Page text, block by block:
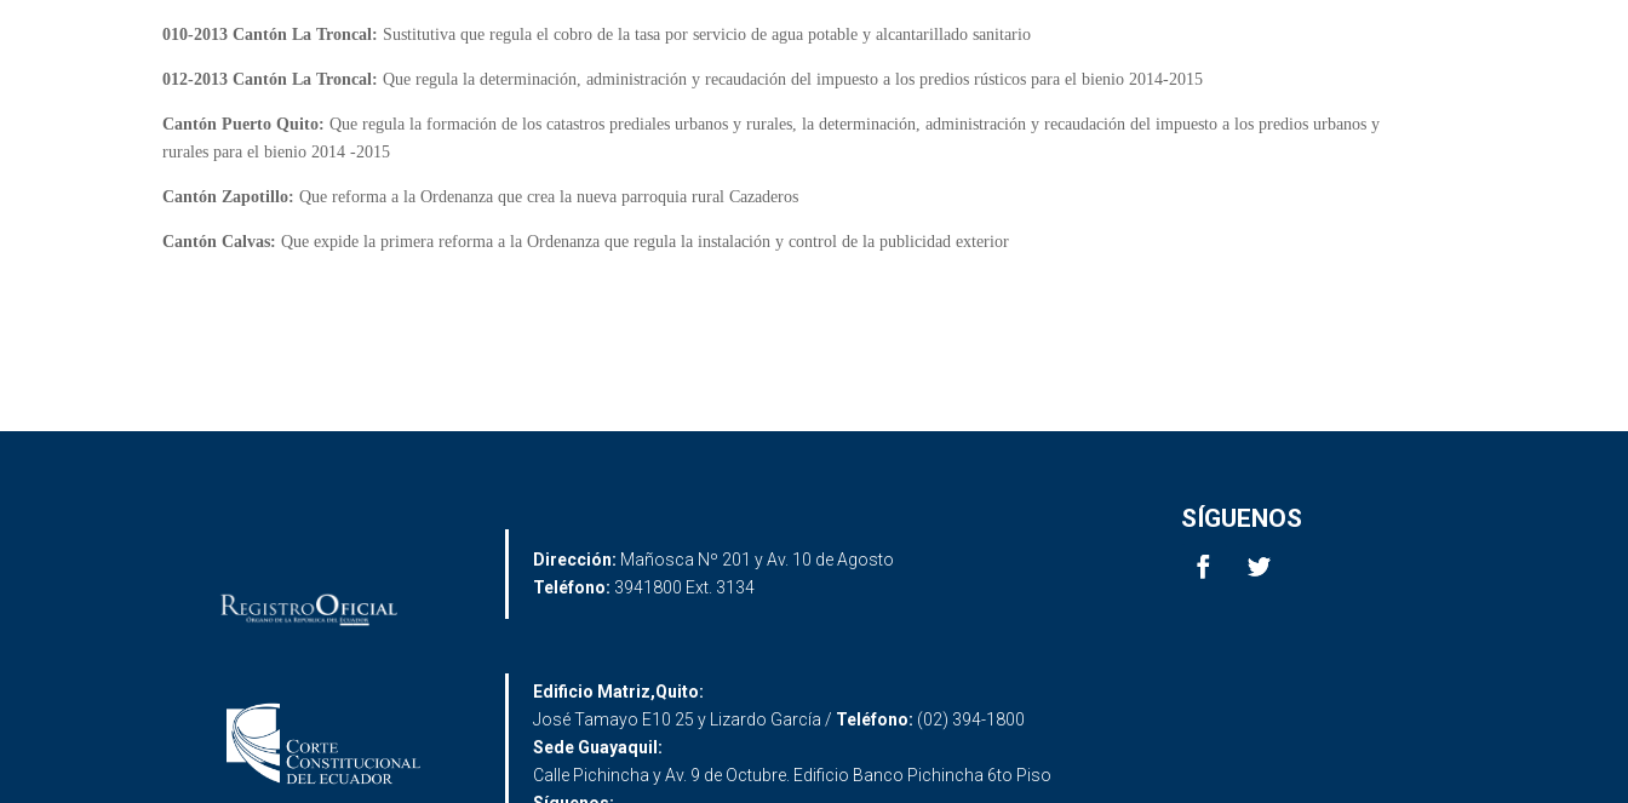
010-2013 Cantón La Troncal: Sustitutiva que regula el cobro de la tasa por servicio de agua potable y alcantarillado sanitario
012-2013 Cantón La Troncal: Que regula la determinación, administración y recaudación del impuesto a los predios rústicos para el bienio 2014-2015
Cantón Puerto Quito: Que regula la formación de los catastros prediales urbanos y rurales, la determinación, administración y recaudación del impuesto a los predios urbanos y
rurales para el bienio 2014 -2015
Cantón Zapotillo: Que reforma a la Ordenanza que crea la nueva parroquia rural Cazaderos
Cantón Calvas: Que expide la primera reforma a la Ordenanza que regula la instalación y control de la publicidad exterior
Dirección: Mañosca Nº 201 y Av. 10 de Agosto
Teléfono: 3941800 Ext. 3134
SÍGUENOS
Edificio Matriz,Quito:
José Tamayo E10 25 y Lizardo García / Teléfono: (02) 394-1800
Sede Guayaquil:
Calle Pichincha y Av. 9 de Octubre. Edificio Banco Pichincha 6to Piso